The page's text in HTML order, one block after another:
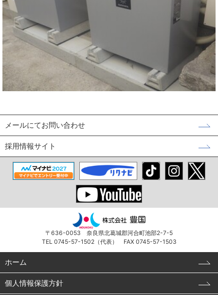
メールにてお問い合わせ
採用情報サイト
〒636-0053 奈良県北葛城郡河合町池部2-7-5
TEL 0745-57-1502（代表） FAX 0745-57-1503
ホーム
個人情報保護方針